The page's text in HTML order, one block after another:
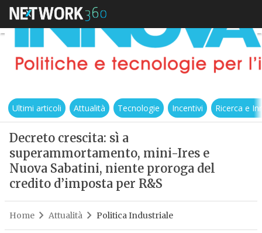
Ultimi articoli Attualità Tecnologie Incentivi Ricerca e
Decreto crescita: sì a
superammortamento, mini-Ires e
Nuova Sabatini, niente proroga del
credito d’imposta per R&S
Home Attualità Politica Industriale